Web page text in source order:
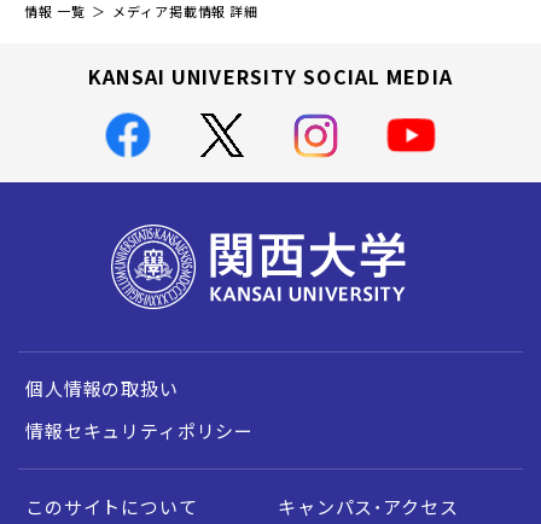
情報 一覧
メディア掲載情報 詳細
KANSAI UNIVERSITY SOCIAL MEDIA
個人情報の取扱い
情報セキュリティポリシー
このサイトについて
キャンパス・アクセス